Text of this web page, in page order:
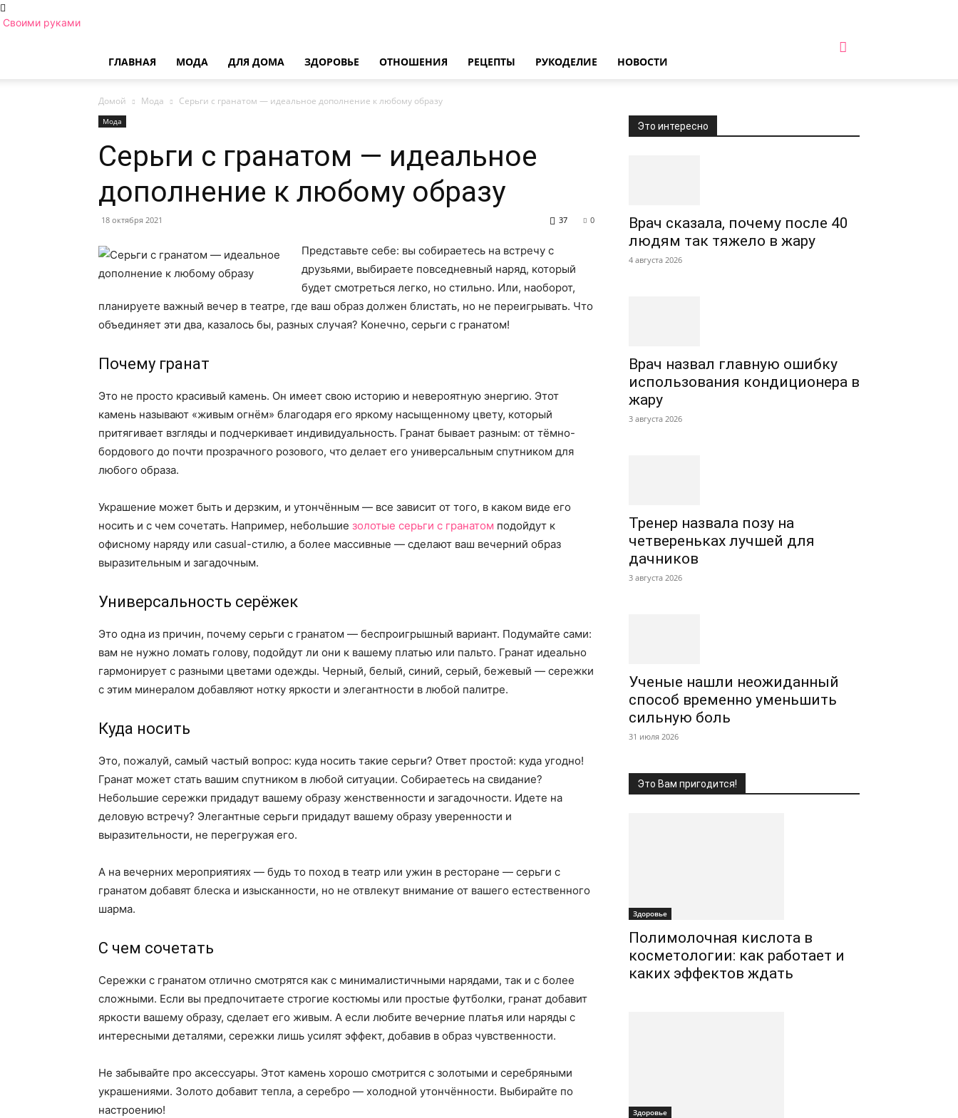
Своими руками
ГЛАВНАЯ МОДА ДЛЯ ДОМА ЗДОРОВЬЕ ОТНОШЕНИЯ РЕЦЕПТЫ РУКОДЕЛИЕ НОВОСТИ
Домой Мода Серьги с гранатом — идеальное дополнение к любому образу
Мода
Серьги с гранатом — идеальное
дополнение к любому образу
18 октября 2021 0
37
Представьте себе: вы собираетесь на встречу с
друзьями, выбираете повседневный наряд, который
будет смотреться легко, но стильно. Или, наоборот,
планируете важный вечер в театре, где ваш образ должен блистать, но не переигрывать. Что
объединяет эти два, казалось бы, разных случая? Конечно, серьги с гранатом!
Почему гранат
Это не просто красивый камень. Он имеет свою историю и невероятную энергию. Этот
камень называют «живым огнём» благодаря его яркому насыщенному цвету, который
притягивает взгляды и подчеркивает индивидуальность. Гранат бывает разным: от тёмно-
бордового до почти прозрачного розового, что делает его универсальным спутником для
любого образа.
Украшение может быть и дерзким, и утончённым — все зависит от того, в каком виде его
носить и с чем сочетать. Например, небольшие золотые серьги с гранатом подойдут к
офисному наряду или casual-стилю, а более массивные — сделают ваш вечерний образ
выразительным и загадочным.
Универсальность серёжек
Это одна из причин, почему серьги с гранатом — беспроигрышный вариант. Подумайте сами:
вам не нужно ломать голову, подойдут ли они к вашему платью или пальто. Гранат идеально
гармонирует с разными цветами одежды. Черный, белый, синий, серый, бежевый — сережки
с этим минералом добавляют нотку яркости и элегантности в любой палитре.
Куда носить
Это, пожалуй, самый частый вопрос: куда носить такие серьги? Ответ простой: куда угодно!
Гранат может стать вашим спутником в любой ситуации. Собираетесь на свидание?
Небольшие сережки придадут вашему образу женственности и загадочности. Идете на
деловую встречу? Элегантные серьги придадут вашему образу уверенности и
выразительности, не перегружая его.
А на вечерних мероприятиях — будь то поход в театр или ужин в ресторане — серьги с
гранатом добавят блеска и изысканности, но не отвлекут внимание от вашего естественного
шарма.
С чем сочетать
Сережки с гранатом отлично смотрятся как с минималистичными нарядами, так и с более
сложными. Если вы предпочитаете строгие костюмы или простые футболки, гранат добавит
яркости вашему образу, сделает его живым. А если любите вечерние платья или наряды с
интересными деталями, сережки лишь усилят эффект, добавив в образ чувственности.
Не забывайте про аксессуары. Этот камень хорошо смотрится с золотыми и серебряными
украшениями. Золото добавит тепла, а серебро — холодной утончённости. Выбирайте по
настроению!
Это интересно
Врач сказала, почему после 40
людям так тяжело в жару
4 августа 2026
Врач назвал главную ошибку
использования кондиционера в
жару
3 августа 2026
Тренер назвала позу на
четвереньках лучшей для
дачников
3 августа 2026
Ученые нашли неожиданный
способ временно уменьшить
сильную боль
31 июля 2026
Это Вам пригодится!
Здоровье
Полимолочная кислота в
косметологии: как работает и
каких эффектов ждать
Здоровье